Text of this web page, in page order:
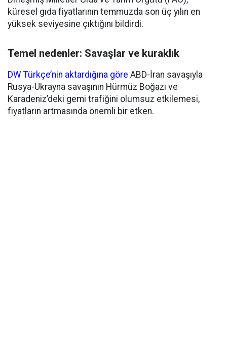
küresel gıda fiyatlarının temmuzda son üç yılın en
yüksek seviyesine çıktığını bildirdi.
Temel nedenler: Savaşlar ve kuraklık
DW Türkçe’nin aktardığına göre ABD-İran savaşıyla
Rusya-Ukrayna savaşının Hürmüz Boğazı ve
Karadeniz’deki gemi trafiğini olumsuz etkilemesi,
fiyatların artmasında önemli bir etken.